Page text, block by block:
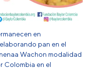
en
pan en el
Wachon modalidad
Colombia en el